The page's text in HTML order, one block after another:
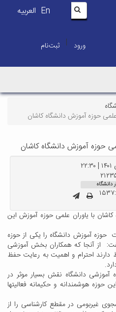
En العربیه
ورود | ثبت‌نام
حوزه آموزش دانشگاه کاشان
حوزه آموزش دانشگاه کاشان
دانشگاه
با یاوران علمی حوزه آموزش این
آموزش دانشگاه را یکی از حوزه
از آنجا که همکاران بخش آموزشی
دارند احترام و اهمیت به رعایت حفظ
آموزشی دانشگاه نقش بسیار موثر در
حوزه هوشمندانه و حکیمانه فعالیتها
70 درصد دانشجوی غیربومی در مقطع کارشناسی را از